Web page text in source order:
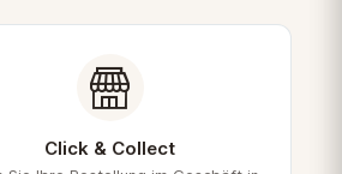
Click & Collect